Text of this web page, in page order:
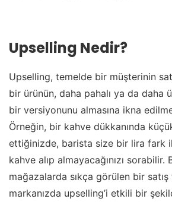
Upselling Nedir?
Upselling, temelde bir müşterinin
bir ürünün, daha pahalı ya da daha
bir versiyonunu almasına ikna
Örneğin, bir kahve dükkanında
ettiğinizde, barista size bir lira fark
kahve alıp almayacağınızı
mağazalarda sıkça görülen bir
markanızda upselling’i etkili bir